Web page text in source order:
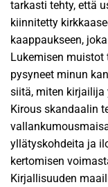
tarkasti tehty, että
kiinnitetty
kaappaukseen,
Lukemisen
pysyneet minun
siitä, miten kirjailija
Kirous skandaalin
yllätyskohdeita ja
kertomisen
Kirjallisuuden